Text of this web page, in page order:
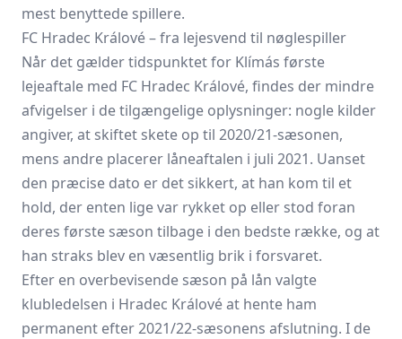
mest benyttede spillere.
FC Hradec Králové – fra lejesvend til nøglespiller
Når det gælder tidspunktet for Klímás første
lejeaftale med FC Hradec Králové, findes der mindre
afvigelser i de tilgængelige oplysninger: nogle kilder
angiver, at skiftet skete op til 2020/21-sæsonen,
mens andre placerer låneaftalen i juli 2021. Uanset
den præcise dato er det sikkert, at han kom til et
hold, der enten lige var rykket op eller stod foran
deres første sæson tilbage i den bedste række, og at
han straks blev en væsentlig brik i forsvaret.
Efter en overbevisende sæson på lån valgte
klubledelsen i Hradec Králové at hente ham
permanent efter 2021/22-sæsonens afslutning. I de